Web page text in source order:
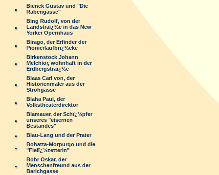
Bienek Gustav und "Die
Rabengasse"
Bing Rudolf, von der
Landstraï¿½e in das New
Yorker Opernhaus
Birago, der Erfinder der
Pionierlaufbrï¿½cke
Birkenstock Johann
Melchior, wohnhaft in der
Erdbergstraï¿½e
Blaas Carl von, der
Historienmaler aus der
Strohgasse
Blaha Paul, der
Volkstheaterdirektor
Blamauer, der Schï¿½pfer
unseres "eisernen
Bestandes"
Blau-Lang und der Prater
Bohatta-Morpurgo und die
"Fleiï¿½zetterln"
Bohr Oskar, der
Menschenfreund aus der
Barichgasse